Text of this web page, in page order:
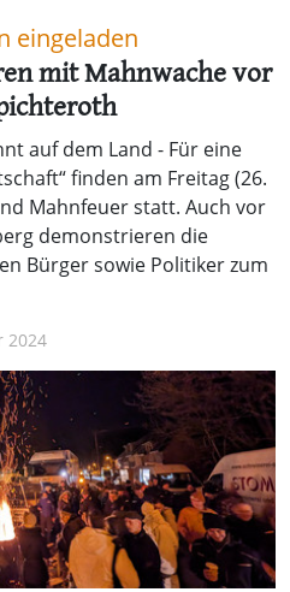
eingeladen
mit Mahnwache vor
auf dem Land - Für eine
finden am Freitag (26.
Mahnfeuer statt. Auch vor
demonstrieren die
Bürger sowie Politiker zum
2024